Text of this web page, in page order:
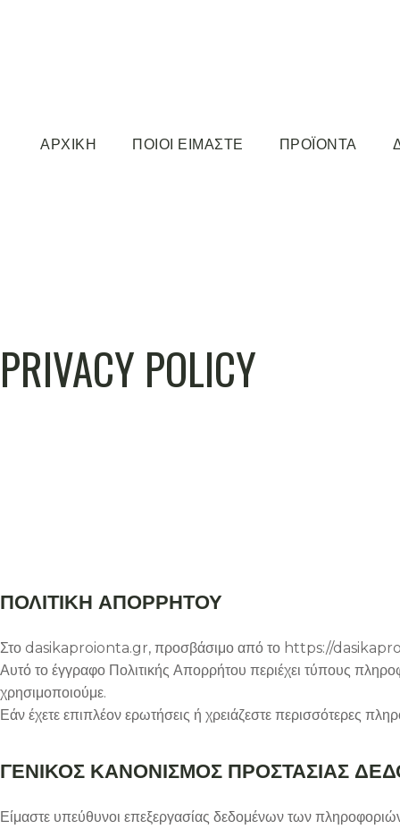
ΑΡΧΙΚΗ ΠΟΙΟΙ ΕΙΜΑΣΤΕ ΠΡΟΪΟΝΤΑ
PRIVACY POLICY
ΠΟΛΙΤΙΚΗ ΑΠΟΡΡΗΤΟΥ
Στο dasikaproionta.gr, προσβάσιμο από το https://
Αυτό το έγγραφο Πολιτικής Απορρήτου περιέχει τύπους
χρησιμοποιούμε.
Εάν έχετε επιπλέον ερωτήσεις ή χρειάζεστε περισσότερες
ΓΕΝΙΚΟΣ ΚΑΝΟΝΙΣΜΟΣ ΠΡΟΣΤΑΣΙΑΣ
Είμαστε υπεύθυνοι επεξεργασίας δεδομένων των